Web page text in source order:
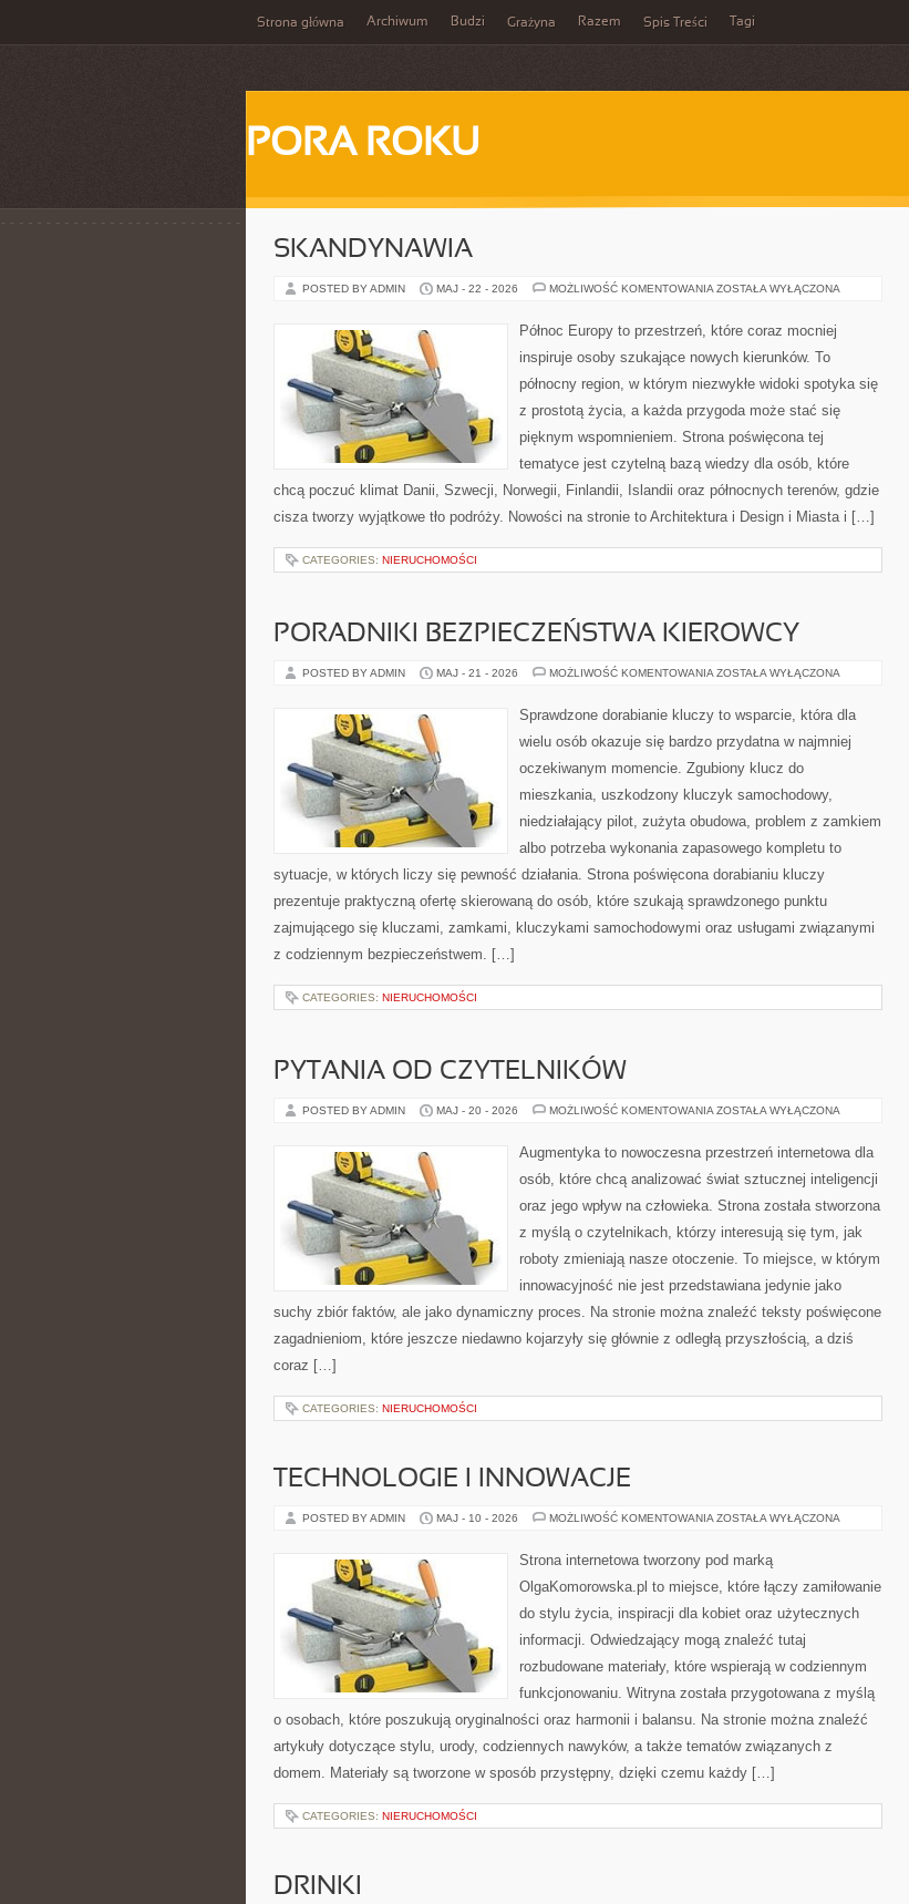
Strona główna Archiwum Budzi Grażyna Razem Spis Treści Tagi
PORA ROKU
SKANDYNAWIA
POSTED BY ADMIN MAJ - 22 - 2026 MOŻLIWOŚĆ KOMENTOWANIA SKANDYNAWIA
ZOSTAŁA WYŁĄCZONA
Północ Europy to przestrzeń, które coraz mocniej
inspiruje osoby szukające nowych kierunków. To
północny region, w którym niezwykłe widoki spotyka się
z prostotą życia, a każda przygoda może stać się
pięknym wspomnieniem. Strona poświęcona tej
tematyce jest czytelną bazą wiedzy dla osób, które
chcą poczuć klimat Danii, Szwecji, Norwegii, Finlandii, Islandii oraz północnych terenów, gdzie
cisza tworzy wyjątkowe tło podróży. Nowości na stronie to Architektura i Design i Miasta i […]
CATEGORIES: NIERUCHOMOŚCI
PORADNIKI BEZPIECZEŃSTWA KIEROWCY
POSTED BY ADMIN MAJ - 21 - 2026 MOŻLIWOŚĆ KOMENTOWANIA PORADNIKI
ZOSTAŁA WYŁĄCZONA
Sprawdzone dorabianie kluczy to wsparcie, która dla
wielu osób okazuje się bardzo przydatna w najmniej
oczekiwanym momencie. Zgubiony klucz do
mieszkania, uszkodzony kluczyk samochodowy,
niedziałający pilot, zużyta obudowa, problem z zamkiem
albo potrzeba wykonania zapasowego kompletu to
sytuacje, w których liczy się pewność działania. Strona poświęcona dorabianiu kluczy
prezentuje praktyczną ofertę skierowaną do osób, które szukają sprawdzonego punktu
zajmującego się kluczami, zamkami, kluczykami samochodowymi oraz usługami związanymi
z codziennym bezpieczeństwem. […]
CATEGORIES: NIERUCHOMOŚCI
PYTANIA OD CZYTELNIKÓW
POSTED BY ADMIN MAJ - 20 - 2026 MOŻLIWOŚĆ KOMENTOWANIA PYTANIA
ZOSTAŁA WYŁĄCZONA
Augmentyka to nowoczesna przestrzeń internetowa dla
osób, które chcą analizować świat sztucznej inteligencji
oraz jego wpływ na człowieka. Strona została stworzona
z myślą o czytelnikach, którzy interesują się tym, jak
roboty zmieniają nasze otoczenie. To miejsce, w którym
innowacyjność nie jest przedstawiana jedynie jako
suchy zbiór faktów, ale jako dynamiczny proces. Na stronie można znaleźć teksty poświęcone
zagadnieniom, które jeszcze niedawno kojarzyły się głównie z odległą przyszłością, a dziś
coraz […]
CATEGORIES: NIERUCHOMOŚCI
TECHNOLOGIE I INNOWACJE
POSTED BY ADMIN MAJ - 10 - 2026 MOŻLIWOŚĆ KOMENTOWANIA TECHNOLOGIE
ZOSTAŁA WYŁĄCZONA
Strona internetowa tworzony pod marką
OlgaKomorowska.pl to miejsce, które łączy zamiłowanie
do stylu życia, inspiracji dla kobiet oraz użytecznych
informacji. Odwiedzający mogą znaleźć tutaj
rozbudowane materiały, które wspierają w codziennym
funkcjonowaniu. Witryna została przygotowana z myślą
o osobach, które poszukują oryginalności oraz harmonii i balansu. Na stronie można znaleźć
artykuły dotyczące stylu, urody, codziennych nawyków, a także tematów związanych z
domem. Materiały są tworzone w sposób przystępny, dzięki czemu każdy […]
CATEGORIES: NIERUCHOMOŚCI
DRINKI